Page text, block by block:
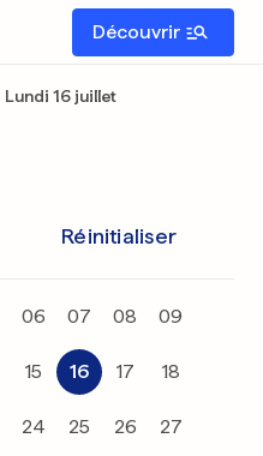
Découvrir
Lundi 16 juillet
Réinitialiser
06 07 08 09
15 16 17 18
24 25 26 27